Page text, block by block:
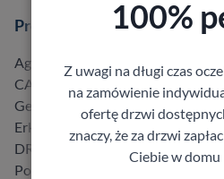
Producenci
Agmar
CAL
Gerda
Erkado
DRE
Porta
100%
Z uwagi na długi czas
na zamówienie
ofertę drzwi
znaczy, że za drzwi
Ciebie w domu